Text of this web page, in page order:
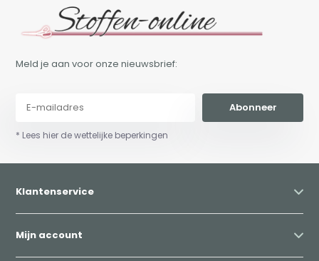
Meld je aan voor onze nieuwsbrief:
Abonneer
* Lees hier de wettelijke beperkingen
Klantenservice
Mijn account